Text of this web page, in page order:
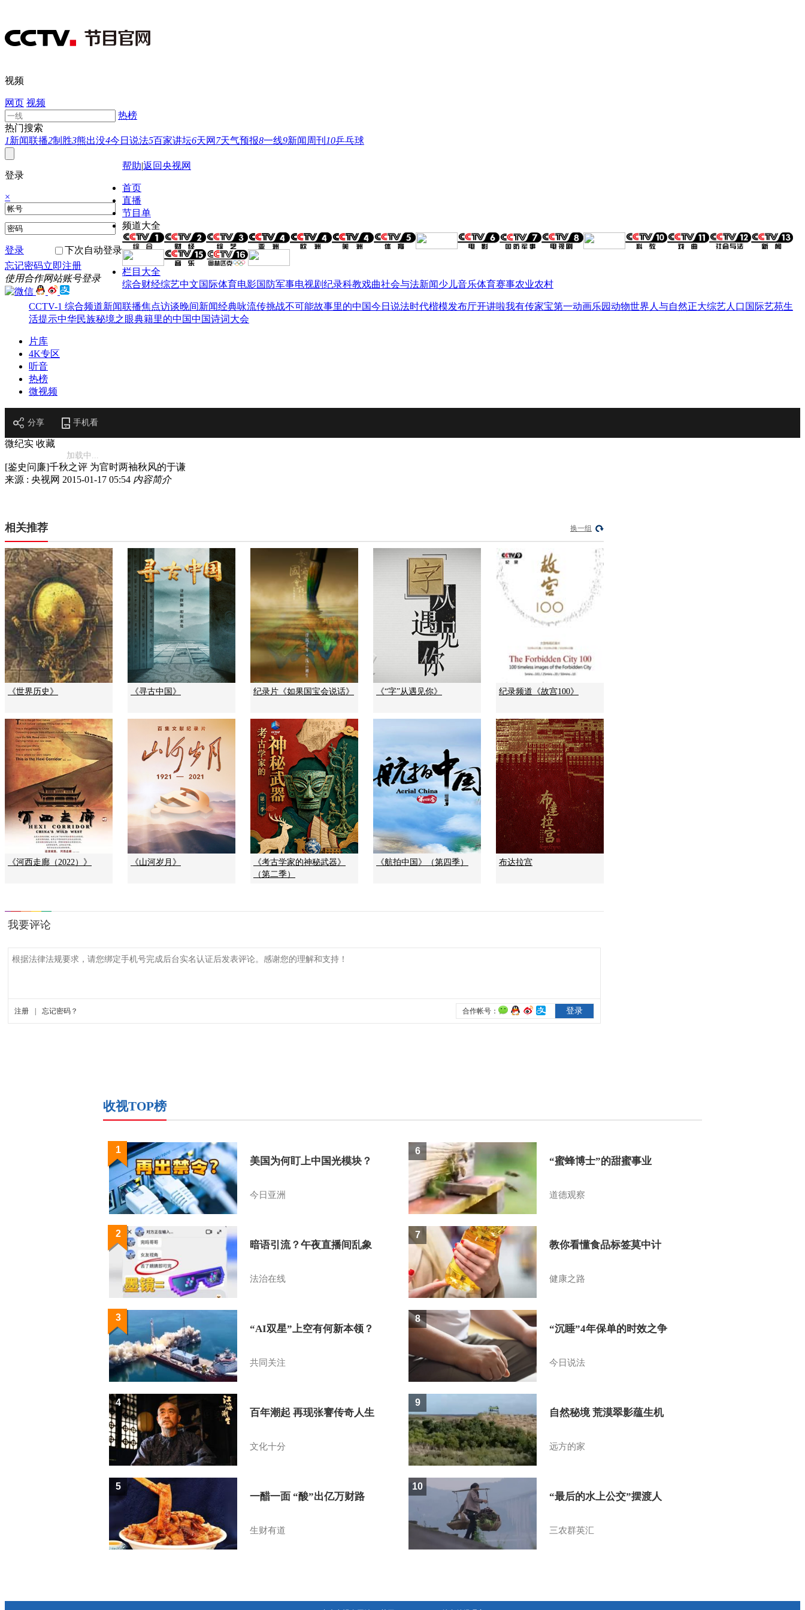
视频
网页 视频
热榜
热门搜索
1新闻联播2制胜3熊出没4今日说法5百家讲坛6天网 7天气预报8一线9新闻周刊 10乒乓球
登录
×
登录
下次自动登录
忘记密码立即注册
使用合作网站账号登录
帮助|返回央视网
首页
直播
节目单
频道大全
栏目大全
综合财经综艺中文国际体育电影国防军事电视剧纪录科教戏曲社会与法新闻少儿音乐体育赛事农业农村
CCTV-1 综合频道新闻联播焦点访谈晚间新闻经典咏流传挑战不可能故事里的中国今日说法时代楷模发布厅开讲啦我有传家宝第一动画乐园动物世界 人与自然正大综艺人口 国际艺苑生
活提示中华民族秘境之眼典籍里的中国中国诗词大会
片库
4K专区
听音
热榜
微视频
分享 手机看
微纪实 收藏
加载中...
[鉴史问廉]千秋之评 为官时两袖秋风的于谦
来源 : 央视网 2015-01-17 05:54 内容简介
相关推荐 换一组
《世界历史》 《寻古中国》 纪录片《如果国宝会说话》 《“字”从遇见你》 纪录频道《故宫100》
《河西走廊（2022）》 《山河岁月》
《考古学家的神秘武器》
（第二季）
《航拍中国》（第四季） 布达拉宫
收视TOP榜
美国为何盯上中国光模块？
今日亚洲
1
暗语引流？午夜直播间乱象
法治在线
2
“AI双星”上空有何新本领？
共同关注
3
百年潮起 再现张謇传奇人生
文化十分
4
一醋一面 “酸”出亿万财路
生财有道
5
“蜜蜂博士”的甜蜜事业
道德观察
6
教你看懂食品标签莫中计
健康之路
7
“沉睡”4年保单的时效之争
今日说法
8
自然秘境 荒漠翠影蕴生机
远方的家
9
“最后的水上公交”摆渡人
三农群英汇
10